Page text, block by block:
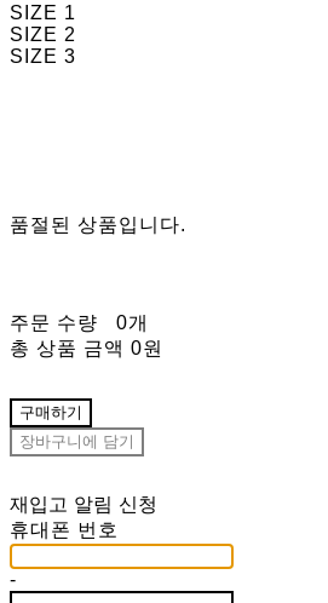
SIZE 1
SIZE 2
SIZE 3
품절된 상품입니다.
주문 수량
0개
총 상품 금액 0원
구매하기
장바구니에 담기
재입고 알림 신청
휴대폰 번호
-